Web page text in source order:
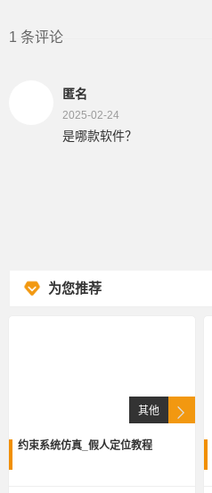
1 条评论
匿名
2025-02-24
是哪款软件？
为您推荐
其他
约束系统仿真_假人定位教程